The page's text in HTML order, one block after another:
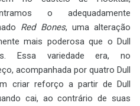
o adequadamente
Red Bones, uma alteração
mais poderosa que o Dull
Essa variedade era, no
acompanhada por quatro Dull
criar reforço a partir de Dull
cai, ao contrário de suas